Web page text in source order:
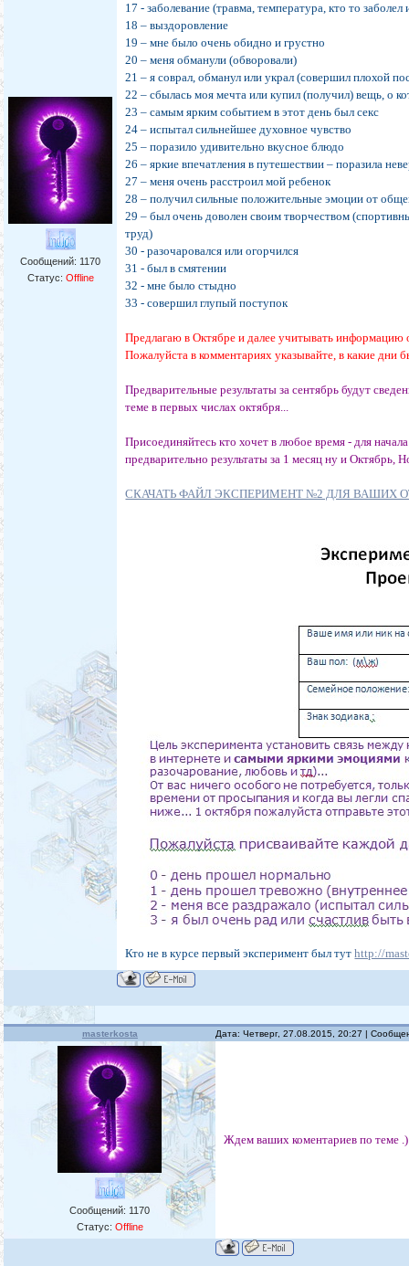
Сообщений: 1170
Статус: Offline
17 - заболевание (травма, температура, кто то
18 – выздоровление
19 – мне было очень обидно и грустно
20 – меня обманули (обворовали)
21 – я соврал, обманул или украл (совершил плохой
22 – сбылась моя мечта или купил (получил) вещь, о
23 – самым ярким событием в этот день был секс
24 – испытал сильнейшее духовное чувство
25 – поразило удивительно вкусное блюдо
26 – яркие впечатления в путешествии – поразила
27 – меня очень расстроил мой ребенок
28 – получил сильные положительные эмоции от
29 – был очень доволен своим творчеством
труд)
30 - разочаровался или огорчился
31 - был в смятении
32 - мне было стыдно
33 - совершил глупый поступок
Предлагаю в Октябре и далее учитывать информацию
Пожалуйста в комментариях указывайте, в какие
Предварительные результаты за сентябрь будут
теме в первых числах октября...
Присоединяйтесь кто хочет в любое время - для
предварительно результаты за 1 месяц ну и
СКАЧАТЬ ФАЙЛ ЭКСПЕРИМЕНТ №2 ДЛЯ ВАШИХ
Кто не в курсе первый эксперимент был тутhttp://
masterkosta Дата: Четверг, 27.08.2015, 20:27 |
Сообщений: 1170
Статус: Offline
Ждем ваших коментариев по теме .)